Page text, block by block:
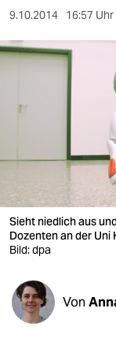
sport
berlin
wahrheit
verlag
verlag
shop
fragen & hilfe
9.10.2014 16:57 Uhr
Sieht niedlich aus
Dozenten an der Uni
Bild: dpa
Von